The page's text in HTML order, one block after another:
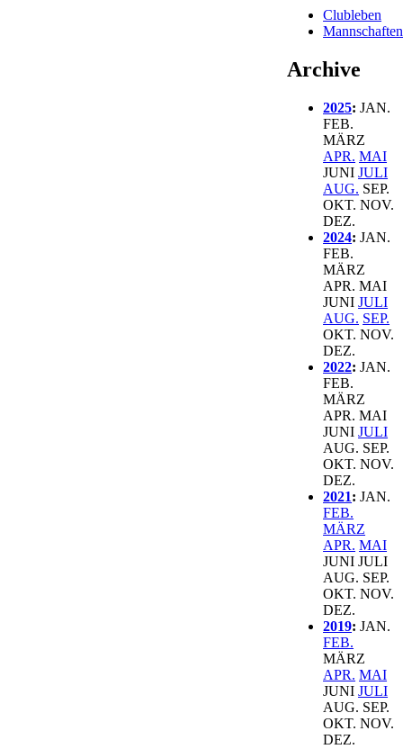
Clubleben
Mannschaften
Archive
2025:JAN.
FEB.
MÄRZ
APR. MAI
JUNI JULI
AUG. SEP.
OKT. NOV.
DEZ.
2024:JAN.
FEB.
MÄRZ
APR. MAI
JUNI JULI
AUG. SEP.
OKT. NOV.
DEZ.
2022:JAN.
FEB.
MÄRZ
APR. MAI
JUNI JULI
AUG. SEP.
OKT. NOV.
DEZ.
2021:JAN.
FEB.
MÄRZ
APR. MAI
JUNI JULI
AUG. SEP.
OKT. NOV.
DEZ.
2019:JAN.
FEB.
MÄRZ
APR. MAI
JUNI JULI
AUG. SEP.
OKT. NOV.
DEZ.